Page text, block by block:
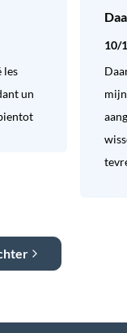
les
un
10/